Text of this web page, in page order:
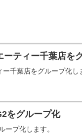
ーティー千葉店を
千葉店をグループ化し
をグループ化
ープ化します。